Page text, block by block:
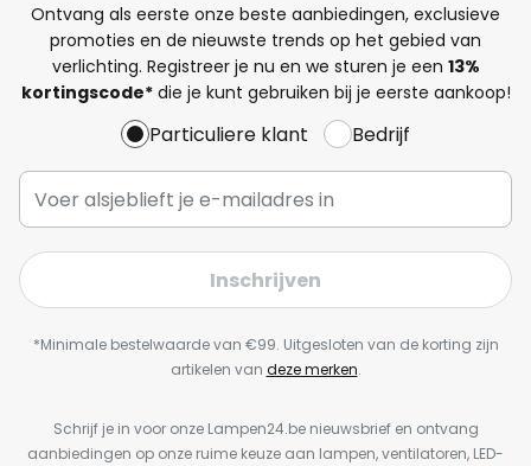
Ontvang als eerste onze beste aanbiedingen, exclusieve
promoties en de nieuwste trends op het gebied van
verlichting. Registreer je nu en we sturen je een 13%
kortingscode*die je kunt gebruiken bij je eerste aankoop!
Particuliere klant Bedrijf
Inschrijven
*Minimale bestelwaarde van €99. Uitgesloten van de korting zijn
artikelen van deze merken.
Schrijf je in voor onze Lampen24.be nieuwsbrief en ontvang
aanbiedingen op onze ruime keuze aan lampen, ventilatoren, LED-